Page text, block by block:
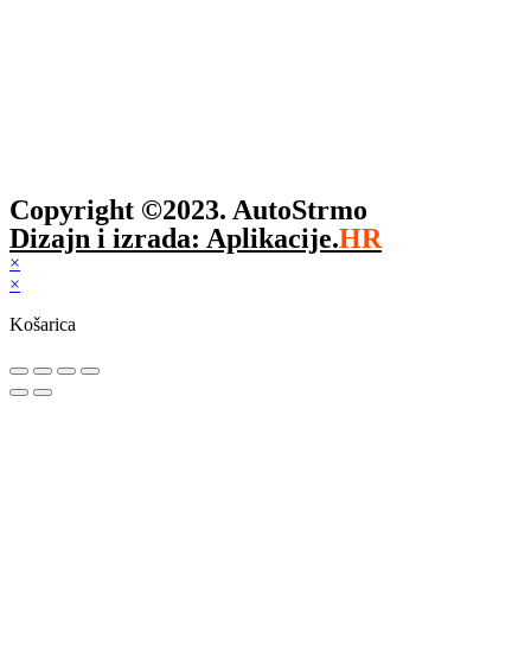
Copyright ©2023. AutoStrmo
Dizajn i izrada: Aplikacije.HR
×
×
Košarica